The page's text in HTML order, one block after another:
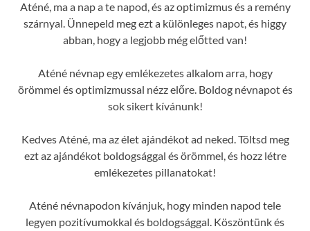
Aténé, ma a nap a te napod, és az optimizmus és a remény
szárnyal. Ünnepeld meg ezt a különleges napot, és higgy
abban, hogy a legjobb még előtted van!
Aténé névnap egy emlékezetes alkalom arra, hogy
örömmel és optimizmussal nézz előre. Boldog névnapot és
sok sikert kívánunk!
Kedves Aténé, ma az élet ajándékot ad neked. Töltsd meg
ezt az ajándékot boldogsággal és örömmel, és hozz létre
emlékezetes pillanatokat!
Aténé névnapodon kívánjuk, hogy minden napod tele
legyen pozitívumokkal és boldogsággal. Köszöntünk és